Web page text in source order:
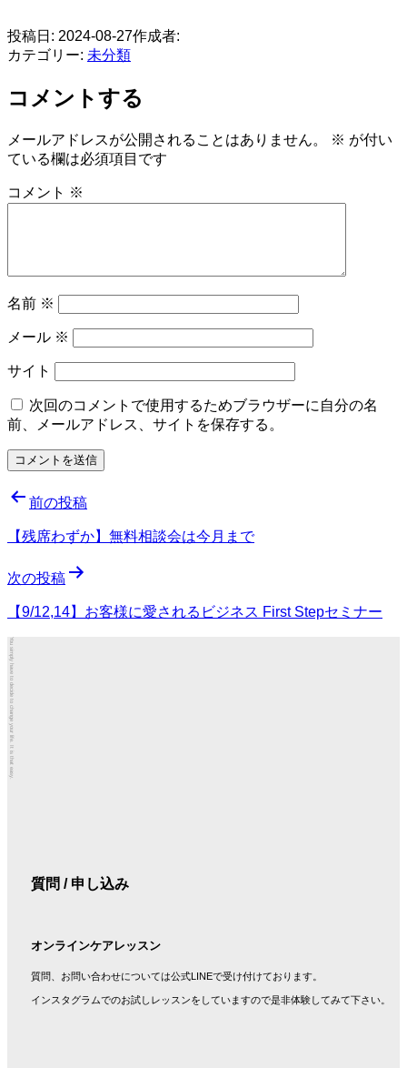
投稿日: 2024-08-27作成者:
カテゴリー: 未分類
コメントする
メールアドレスが公開されることはありません。 ※ が付い
ている欄は必須項目です
コメント ※
名前 ※
メール ※
サイト
次回のコメントで使用するためブラウザーに自分の名
前、メールアドレス、サイトを保存する。
投
稿
ビ
ゲ
ー
シ
ョ
ン
前の投稿
【残席わずか】無料相談会は今月まで
次の投稿
【9/12,14】お客様に愛されるビジネス First Stepセミナー
You simply have to decide to change your life. It is that easy.
質問 / 申し込み
オンラインケアレッスン
質問、お問い合わせについては公式LINEで受け付けております。
インスタグラムでのお試しレッスンをしていますので是非体験してみて下さい。